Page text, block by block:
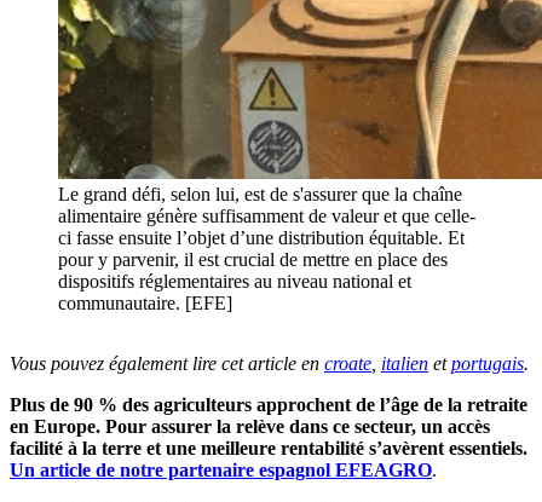
Le grand défi, selon lui, est de s'assurer que la chaîne
alimentaire génère suffisamment de valeur et que celle-
ci fasse ensuite l’objet d’une distribution équitable. Et
pour y parvenir, il est crucial de mettre en place des
dispositifs réglementaires au niveau national et
communautaire. [EFE]
Vous pouvez également lire cet article en croate italien etportugais.
Plus de 90 % des agriculteurs approchent de l’âge de la retraite
en Europe. Pour assurer la relève dans ce secteur, un accès
facilité à la terre et une meilleure rentabilité s’avèrent essentiels.
Un article de notre partenaire espagnol EFEAGRO.